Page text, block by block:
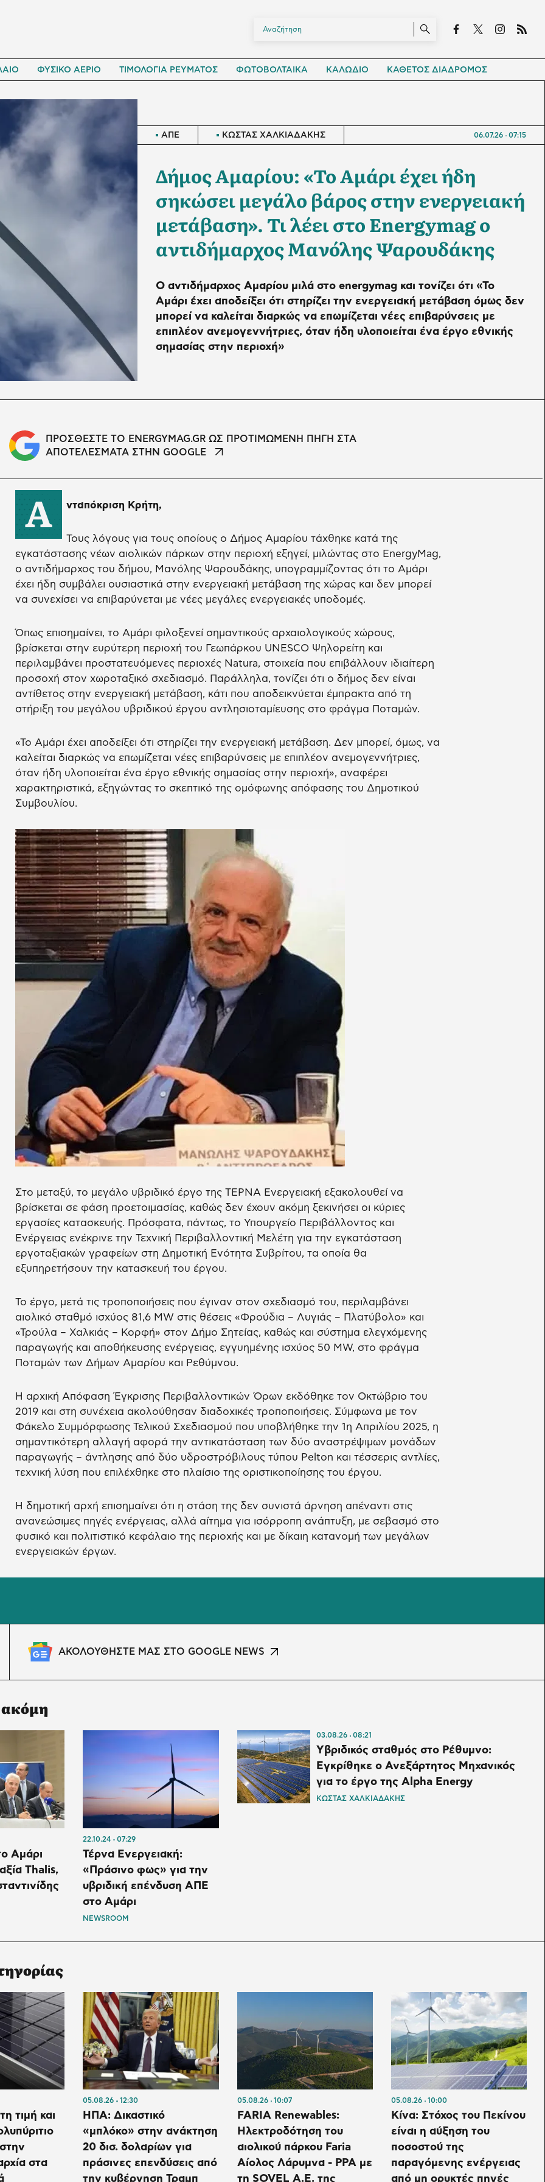
ΦΥΣΙΚΟ ΑΕΡΙΟ ΤΙΜΟΛΟΓΙΑ ΡΕΥΜΑΤΟΣ ΦΩΤΟΒΟΛΤΑΙΚΑ ΚΑΛΩΔΙΟ ΚΑΘΕΤΟΣ ΔΙΑΔΡΟΜΟΣ
ΑΠΕ ΚΩΣΤΑΣ ΧΑΛΚΙΑΔΑΚΗΣ 06.07.26 07:15
Δήμος Αμαρίου: «Το Αμάρι έχει ήδη
σηκώσει μεγάλο βάρος στην ενεργειακή
μετάβαση». Τι λέει στο Energymag ο
αντιδήμαρχος Μανόλης Ψαρουδάκης
Ο αντιδήμαρχος Αμαρίου μιλά στο energymag και τονίζει ότι «Το
Αμάρι έχει αποδείξει ότι στηρίζει την ενεργειακή μετάβαση όμως δεν
μπορεί να καλείται διαρκώς να επωμίζεται νέες επιβαρύνσεις με
επιπλέον ανεμογεννήτριες, όταν ήδη υλοποιείται ένα έργο εθνικής
σημασίας στην περιοχή»
ΠΡΟΣΘΕΣΤΕ ΤΟ ENERGYMAG.GR ΩΣ ΠΡΟΤΙΜΩΜΕΝΗ ΠΗΓΗ ΣΤΑ
ΑΠΟΤΕΛΕΣΜΑΤΑ ΣΤΗΝ GOOGLE
Α νταπόκριση Κρήτη,
Τους λόγους για τους οποίους ο Δήμος Αμαρίου τάχθηκε κατά της
εγκατάστασης νέων αιολικών πάρκων στην περιοχή εξηγεί, μιλώντας στο EnergyMag,
ο αντιδήμαρχος του δήμου, Μανόλης Ψαρουδάκης, υπογραμμίζοντας ότι το Αμάρι
έχει ήδη συμβάλει ουσιαστικά στην ενεργειακή μετάβαση της χώρας και δεν μπορεί
να συνεχίσει να επιβαρύνεται με νέες μεγάλες ενεργειακές υποδομές.
Όπως επισημαίνει, το Αμάρι φιλοξενεί σημαντικούς αρχαιολογικούς χώρους,
βρίσκεται στην ευρύτερη περιοχή του Γεωπάρκου UNESCO Ψηλορείτη και
περιλαμβάνει προστατευόμενες περιοχές Natura, στοιχεία που επιβάλλουν ιδιαίτερη
προσοχή στον χωροταξικό σχεδιασμό. Παράλληλα, τονίζει ότι ο δήμος δεν είναι
αντίθετος στην ενεργειακή μετάβαση, κάτι που αποδεικνύεται έμπρακτα από τη
στήριξη του μεγάλου υβριδικού έργου αντλησιοταμίευσης στο φράγμα Ποταμών.
«Το Αμάρι έχει αποδείξει ότι στηρίζει την ενεργειακή μετάβαση. Δεν μπορεί, όμως, να
καλείται διαρκώς να επωμίζεται νέες επιβαρύνσεις με επιπλέον ανεμογεννήτριες,
όταν ήδη υλοποιείται ένα έργο εθνικής σημασίας στην περιοχή», αναφέρει
χαρακτηριστικά, εξηγώντας το σκεπτικό της ομόφωνης απόφασης του Δημοτικού
Συμβουλίου.
Στο μεταξύ, το μεγάλο υβριδικό έργο της ΤΕΡΝΑ Ενεργειακή εξακολουθεί να
βρίσκεται σε φάση προετοιμασίας, καθώς δεν έχουν ακόμη ξεκινήσει οι κύριες
εργασίες κατασκευής. Πρόσφατα, πάντως, το Υπουργείο Περιβάλλοντος και
Ενέργειας ενέκρινε την Τεχνική Περιβαλλοντική Μελέτη για την εγκατάσταση
εργοταξιακών γραφείων στη Δημοτική Ενότητα Συβρίτου, τα οποία θα
εξυπηρετήσουν την κατασκευή του έργου.
Το έργο, μετά τις τροποποιήσεις που έγιναν στον σχεδιασμό του, περιλαμβάνει
αιολικό σταθμό ισχύος 81,6 MW στις θέσεις «Φρούδια – Λυγιάς – Πλατύβολο» και
«Τρούλα – Χαλκιάς – Κορφή» στον Δήμο Σητείας, καθώς και σύστημα ελεγχόμενης
παραγωγής και αποθήκευσης ενέργειας, εγγυημένης ισχύος 50 MW, στο φράγμα
Ποταμών των Δήμων Αμαρίου και Ρεθύμνου.
Η αρχική Απόφαση Έγκρισης Περιβαλλοντικών Όρων εκδόθηκε τον Οκτώβριο του
2019 και στη συνέχεια ακολούθησαν διαδοχικές τροποποιήσεις. Σύμφωνα με τον
Φάκελο Συμμόρφωσης Τελικού Σχεδιασμού που υποβλήθηκε την 1η Απριλίου 2025, η
σημαντικότερη αλλαγή αφορά την αντικατάσταση των δύο αναστρέψιμων μονάδων
παραγωγής – άντλησης από δύο υδροστρόβιλους τύπου Pelton και τέσσερις αντλίες,
τεχνική λύση που επιλέχθηκε στο πλαίσιο της οριστικοποίησης του έργου.
Η δημοτική αρχή επισημαίνει ότι η στάση της δεν συνιστά άρνηση απέναντι στις
ανανεώσιμες πηγές ενέργειας, αλλά αίτημα για ισόρροπη ανάπτυξη, με σεβασμό στο
φυσικό και πολιτιστικό κεφάλαιο της περιοχής και με δίκαιη κατανομή των μεγάλων
ενεργειακών έργων.
ΑΚΟΛΟΥΘΗΣΤΕ ΜΑΣ ΣΤΟ GOOGLE NEWS
Αμάρι
Thalis,
22.10.24 07:29
Τέρνα Ενεργειακή:
«Πράσινο φως» για την
υβριδική επένδυση ΑΠΕ
στο Αμάρι
NEWSROOM
03.08.26 08:21
Υβριδικός σταθμός στο Ρέθυμνο:
Εγκρίθηκε ο Ανεξάρτητος Μηχανικός
για το έργο της Alpha Energy
ΚΩΣΤΑΣ ΧΑΛΚΙΑΔΑΚΗΣ
τιμή και
στα
05.08.26 12:30
ΗΠΑ: Δικαστικό
«μπλόκο» στην ανάκτηση
20 δισ. δολαρίων για
πράσινες επενδύσεις από
την κυβέρνηση Τραμπ
05.08.26 10:07
FARIA Renewables:
Ηλεκτροδότηση του
αιολικού πάρκου Faria
Αίολος Λάρυμνα - PPA με
τη SOVEL Α.Ε. της
05.08.26 10:00
Κίνα: Στόχος του Πεκίνου
είναι η αύξηση του
ποσοστού της
παραγόμενης ενέργειας
από μη ορυκτές πηγές